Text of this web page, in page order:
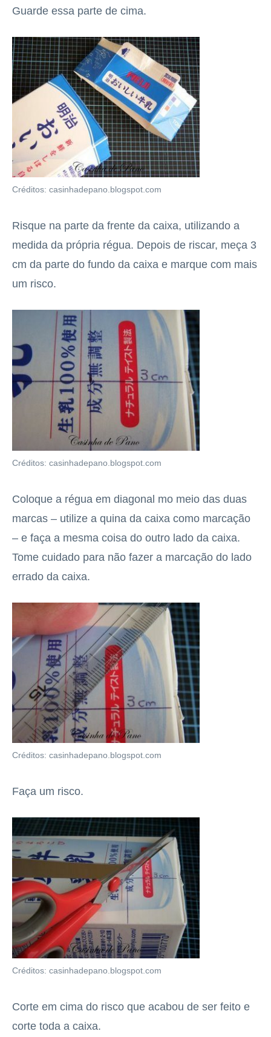
Guarde essa parte de cima.
Créditos: casinhadepano.blogspot.com
Risque na parte da frente da caixa, utilizando a
medida da própria régua. Depois de riscar, meça 3
cm da parte do fundo da caixa e marque com mais
um risco.
Créditos: casinhadepano.blogspot.com
Coloque a régua em diagonal mo meio das duas
marcas – utilize a quina da caixa como marcação
– e faça a mesma coisa do outro lado da caixa.
Tome cuidado para não fazer a marcação do lado
errado da caixa.
Créditos: casinhadepano.blogspot.com
Faça um risco.
Créditos: casinhadepano.blogspot.com
Corte em cima do risco que acabou de ser feito e
corte toda a caixa.